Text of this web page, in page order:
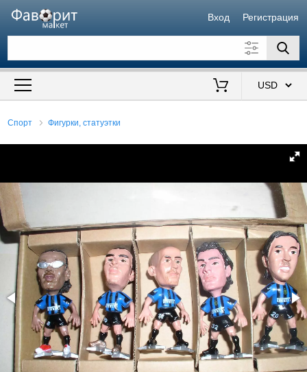
Вход Регистрация
Искать также в описании
Спорт Фигурки, статуэтки